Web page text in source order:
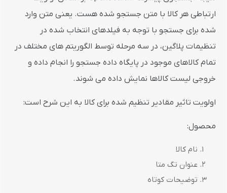
ارتباطی هر کالا با متن جستجو شده هست. یعنی متن وارد
شده برای جستجو با توجه به فیلدهای انتخاب شده در
تنظیمات پلاگین، در سه مرحله توسط الگوریتم های مختلف در
تمام کالاهای موجود در پایگاه داده جستجو را انجام داده و
خروجی لیست کالاها نمایش داده می شوند.
اولویت تاثیر مقادیر تنظیم شده برای کالا به این شرح است:
محصول:
نام کالا
عنوان تگ متا
توضیحات کوتاه